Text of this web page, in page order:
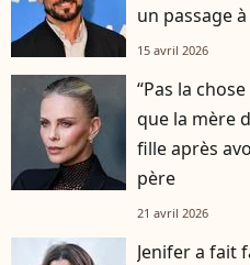
un passage
15 avril 2026
“Pas la
que la mère
fille après
père
21 avril 2026
Jenifer a fait